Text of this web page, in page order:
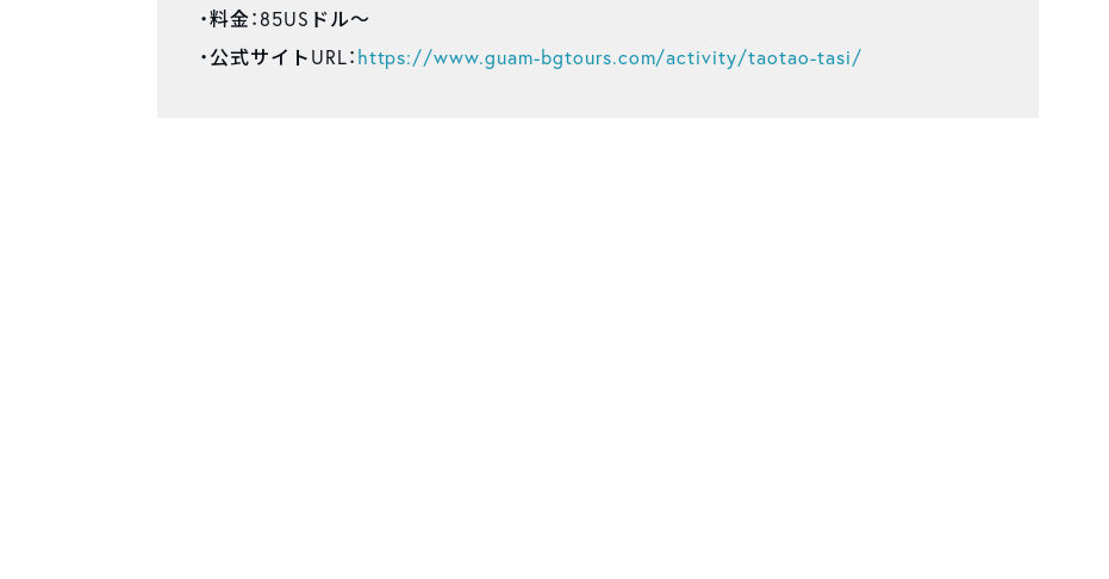
・料金：85USドル～
・公式サイトURL：https://www.guam-bgtours.com/activity/taotao-tasi/